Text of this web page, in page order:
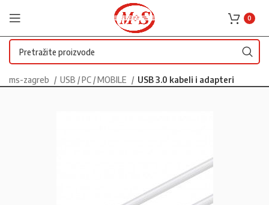
0
ms-zagreb USB / PC / MOBILE USB 3.0 kabeli i adapteri